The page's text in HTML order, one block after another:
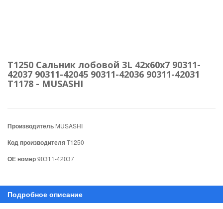
T1250 Сальник лобовой 3L 42x60x7 90311-
42037 90311-42045 90311-42036 90311-42031
T1178 - MUSASHI
Производитель MUSASHI
Код производителяT1250
ОЕ номер90311-42037